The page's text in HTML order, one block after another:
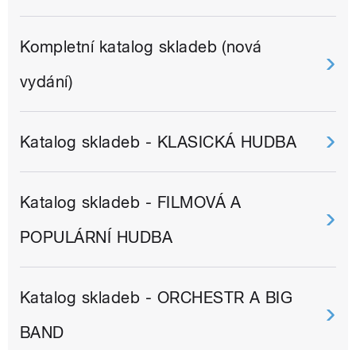
Kompletní katalog skladeb (nová
vydání)
Katalog skladeb - KLASICKÁ HUDBA
Katalog skladeb - FILMOVÁ A
POPULÁRNÍ HUDBA
Katalog skladeb - ORCHESTR A BIG
BAND